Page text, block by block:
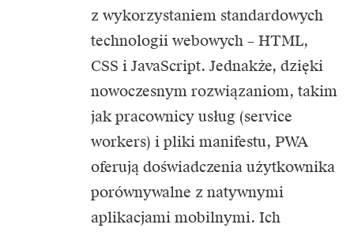
z wykorzystaniem standardowych
technologii webowych – HTML,
CSS i JavaScript. Jednakże, dzięki
nowoczesnym rozwiązaniom, takim
jak pracownicy usług (service
workers) i pliki manifestu, PWA
oferują doświadczenia użytkownika
porównywalne z natywnymi
aplikacjami mobilnymi. Ich